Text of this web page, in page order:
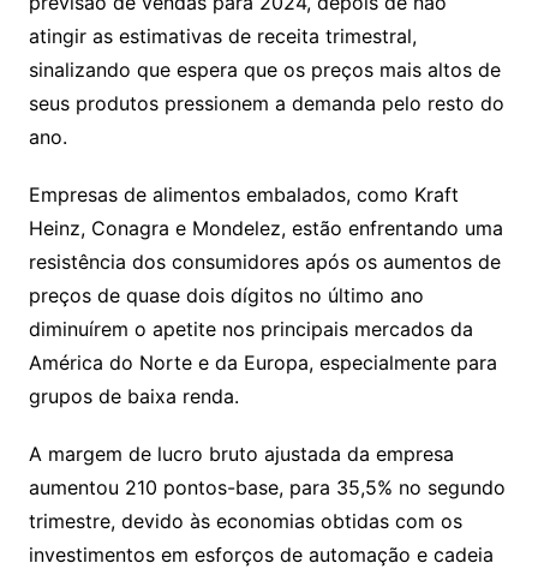
Li
n
k
A
p
p
a
m
dI
n
Cl
a
s
o
o
m
s
a
g
o
k.
c
p
e
o
o
M
a
d
s
l
e
atingir as estimativas de receita trimestral,
sinalizando que espera que os preços mais altos de
seus produtos pressionem a demanda pelo resto do
ano.
Empresas de alimentos embalados, como Kraft
Heinz, Conagra e Mondelez, estão enfrentando uma
resistência dos consumidores após os aumentos de
preços de quase dois dígitos no último ano
diminuírem o apetite nos principais mercados da
América do Norte e da Europa, especialmente para
grupos de baixa renda.
A margem de lucro bruto ajustada da empresa
aumentou 210 pontos-base, para 35,5% no segundo
trimestre, devido às economias obtidas com os
investimentos em esforços de automação e cadeia